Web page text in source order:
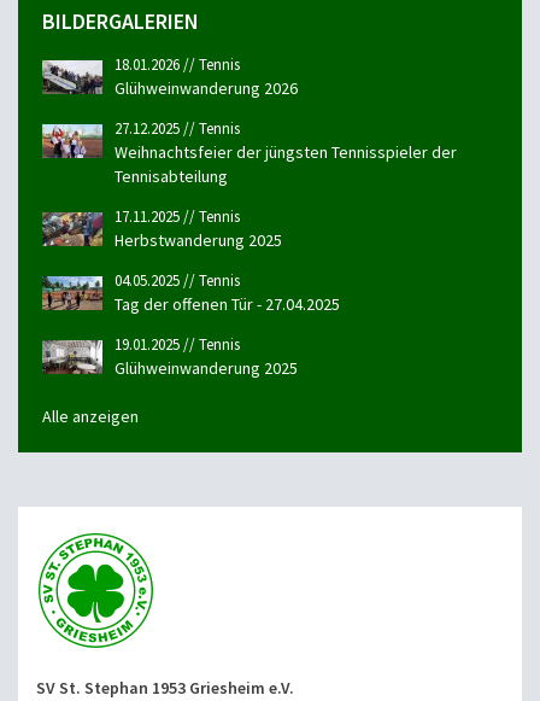
BILDERGALERIEN
18.01.2026 // Tennis
Glühweinwanderung 2026
27.12.2025 // Tennis
Weihnachtsfeier der jüngsten Tennisspieler der
Tennisabteilung
17.11.2025 // Tennis
Herbstwanderung 2025
04.05.2025 // Tennis
Tag der offenen Tür - 27.04.2025
19.01.2025 // Tennis
Glühweinwanderung 2025
Alle anzeigen
SV St. Stephan 1953 Griesheim e.V.